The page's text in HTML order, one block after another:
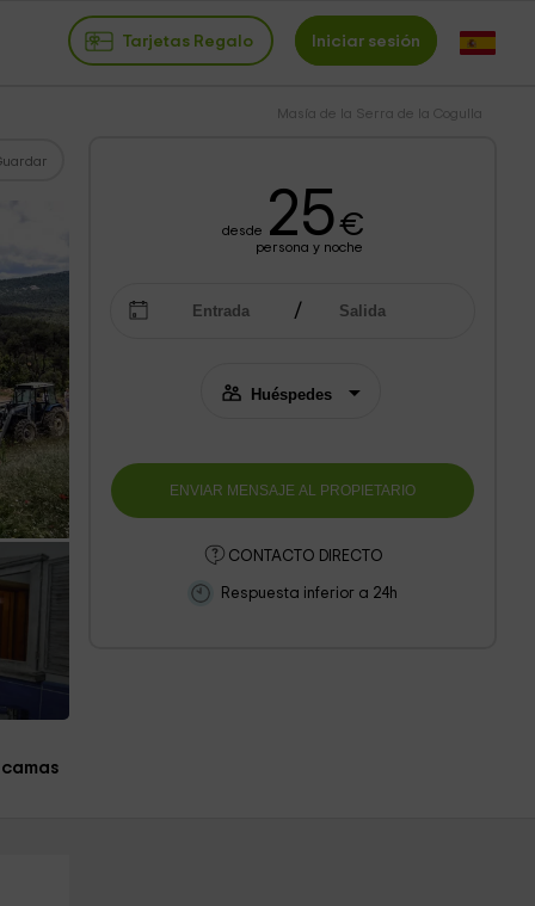
Tarjetas Regalo Iniciar sesión
Masía de la Serra de la Cogulla
desde 25€
persona y noche
CONTACTO DIRECTO
Respuesta inferior a 24h
camas